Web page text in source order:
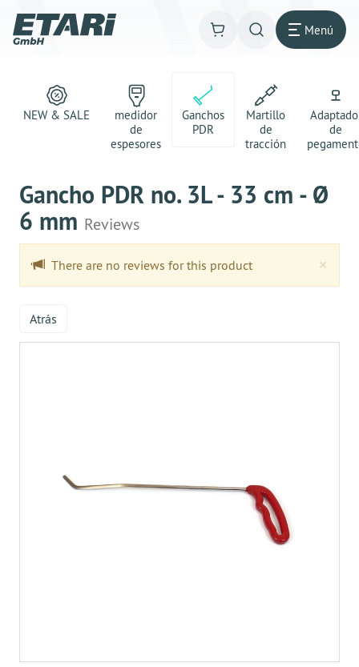
Menú
NEW & SALE
medidor
de
espesores
Ganchos
PDR
Martillo
de
tracción
de
Gancho PDR no. 3L - 33 cm - Ø
6 mm Reviews
×
There are no reviews for this product
Atrás